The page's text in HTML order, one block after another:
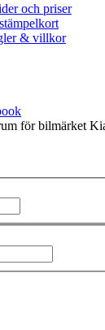
och priser
& villkor
för bilmärket